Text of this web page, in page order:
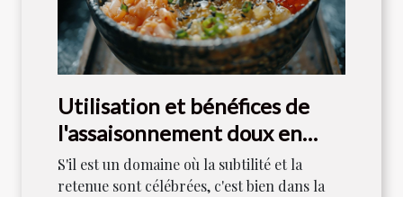
Utilisation et bénéfices de
l'assaisonnement doux en
cuisine japonaise
S'il est un domaine où la subtilité et la
retenue sont célébrées, c'est bien dans la